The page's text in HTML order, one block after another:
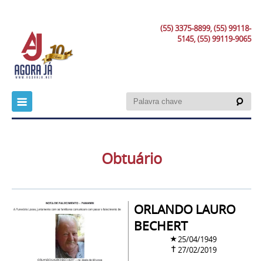
(55) 3375-8899, (55) 99118-
5145, (55) 99119-9065
Obtuário
ORLANDO LAURO
BECHERT
25/04/1949
27/02/2019